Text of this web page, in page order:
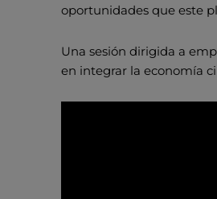
oportunidades que este
Una sesión dirigida a
en integrar la economía